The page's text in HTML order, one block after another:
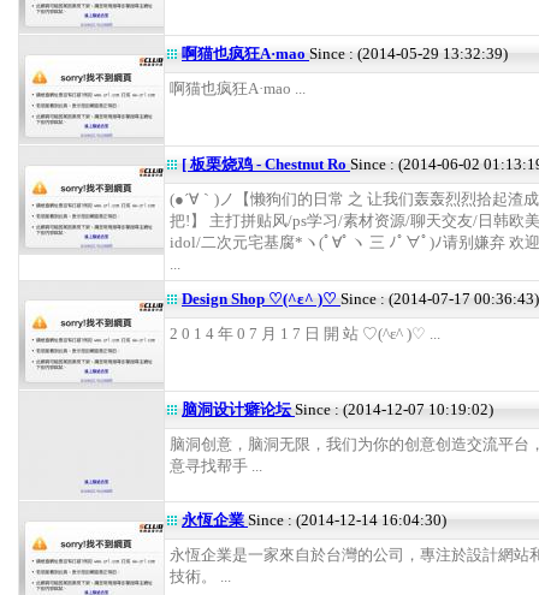
啊猫也疯狂A·mao Since : (2014-05-29 13:32:39)
啊猫也疯狂A·mao ...
[ 板栗烧鸡 - Chestnut Ro Since : (2014-06-02
(●´∀｀)ノ【懒狗们的日常 之 让我们轰轰烈烈拾起渣
把!】 主打拼贴风/ps学习/素材资源/聊天交友/日韩欧
idol/二次元宅基腐*ヽ(ﾟ∀ﾟヽ 三 ﾉﾟ∀ﾟ)ﾉ请别嫌弃 欢
...
Design Shop ♡(^ε^ )♡ Since : (2014-07-17 00:36:43)
2 0 1 4 年 0 7 月 1 7 日 開 站 ♡(^ε^ )♡ ...
脑洞设计癖论坛Since : (2014-12-07 10:19:02)
脑洞创意，脑洞无限，我们为你的创意创造交流平台
意寻找帮手 ...
永恆企業Since : (2014-12-14 16:04:30)
永恆企業是一家來自於台灣的公司，專注於設計網站
技術。 ...